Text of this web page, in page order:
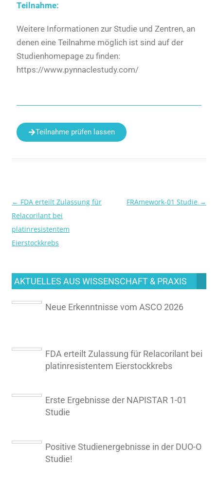
Teilnahme:
Weitere Informationen zur Studie und Zentren, an
denen eine Teilnahme möglich ist sind auf der
Studienhomepage zu finden:
https://www.pynnaclestudy.com/
Teilnahme prüfen lassen
Beitragsnavigation
← FDA erteilt Zulassung für
Relacorilant bei
platinresistentem
Eierstockkrebs
FRAmework-01 Studie →
AKTUELLES AUS WISSENSCHAFT & PRAXIS
Neue Erkenntnisse vom ASCO 2026
FDA erteilt Zulassung für Relacorilant bei
platinresistentem Eierstockkrebs
Erste Ergebnisse der NAPISTAR 1-01
Studie
Positive Studienergebnisse in der DUO-O
Studie!